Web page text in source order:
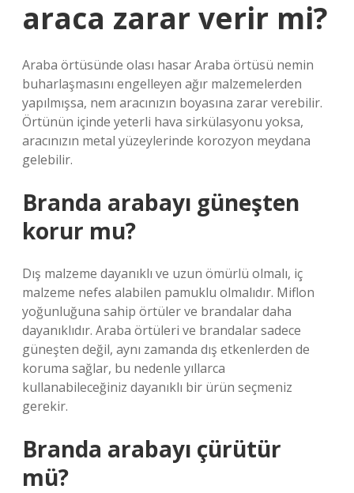
araca zarar verir mi?
Araba örtüsünde olası hasar Araba örtüsü nemin
buharlaşmasını engelleyen ağır malzemelerden
yapılmışsa, nem aracınızın boyasına zarar verebilir.
Örtünün içinde yeterli hava sirkülasyonu yoksa,
aracınızın metal yüzeylerinde korozyon meydana
gelebilir.
Branda arabayı güneşten
korur mu?
Dış malzeme dayanıklı ve uzun ömürlü olmalı, iç
malzeme nefes alabilen pamuklu olmalıdır. Miflon
yoğunluğuna sahip örtüler ve brandalar daha
dayanıklıdır. Araba örtüleri ve brandalar sadece
güneşten değil, aynı zamanda dış etkenlerden de
koruma sağlar, bu nedenle yıllarca
kullanabileceğiniz dayanıklı bir ürün seçmeniz
gerekir.
Branda arabayı çürütür
mü?